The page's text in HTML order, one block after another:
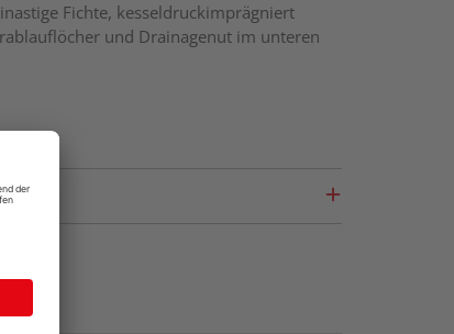
Fichte, kesseldruckimprägniert
und Drainagenut im unteren